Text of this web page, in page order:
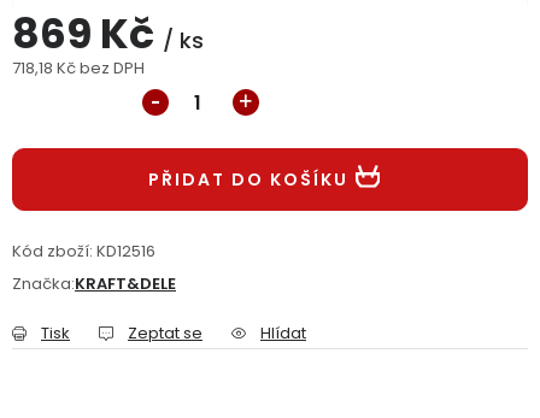
Reklamační řád
Podmínky ochrany osobních údajů
869 Kč / ks
718,18 Kč bez DPH
PŘIDAT DO KOŠÍKU
Kód zboží: KD12516
Značka:KRAFT&DELE
Tisk Zeptat se Hlídat